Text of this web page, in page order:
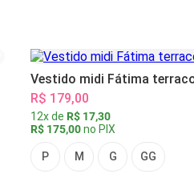
Vestido midi Fátima
R$ 179,00
12x de R$ 17,30
R$ 175,00no PIX
P M G GG